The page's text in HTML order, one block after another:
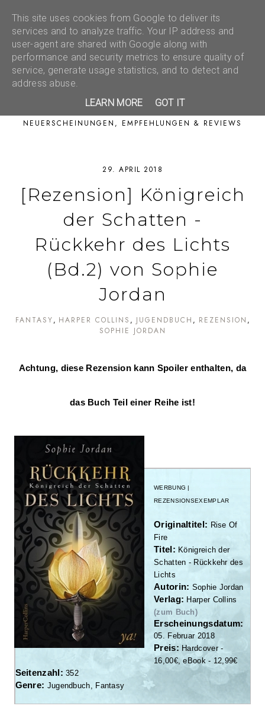
NEUERSCHEINUNGEN, EMPFEHLUNGEN & REVIEWS
29. APRIL 2018
[Rezension] Königreich
der Schatten -
Rückkehr des Lichts
(Bd.2) von Sophie
Jordan
FANTASY HARPER COLLINS JUGENDBUCH
REZENSION
SOPHIE JORDAN
Achtung, diese Rezension kann Spoiler enthalten, da
das Buch Teil einer Reihe ist!
WERBUNG |
REZENSIONSEXEMPLAR
Originaltitel: Rise Of
Fire
Titel: Königreich der
Schatten - Rückkehr des
Lichts
Autorin: Sophie Jordan
Verlag: Harper Collins
(zum Buch)
Erscheinungsdatum:
05. Februar 2018
Preis: Hardcover -
16,00€, eBook - 12,99€
Seitenzahl:352
Genre: Jugendbuch, Fantasy
This site uses cookies from Google to deliver its
services and to analyze traffic. Your IP address and
user-agent are shared with Google along with
performance and security metrics to ensure quality of
service, generate usage statistics, and to detect and
address abuse.
LEARN MORE
GOT IT